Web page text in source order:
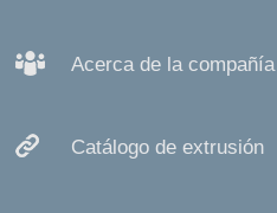
Acerca de la compañía
Catálogo de extrusión